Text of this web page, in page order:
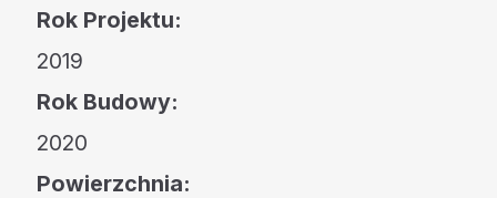
Rok Projektu:
2019
Rok Budowy:
2020
Powierzchnia: